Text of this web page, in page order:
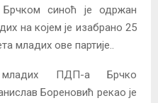
Брчком синоћ је одржан
на којем је изабрано 25
младих ове партије..
младих ПДП-а Брчко
Бореновић рекао је